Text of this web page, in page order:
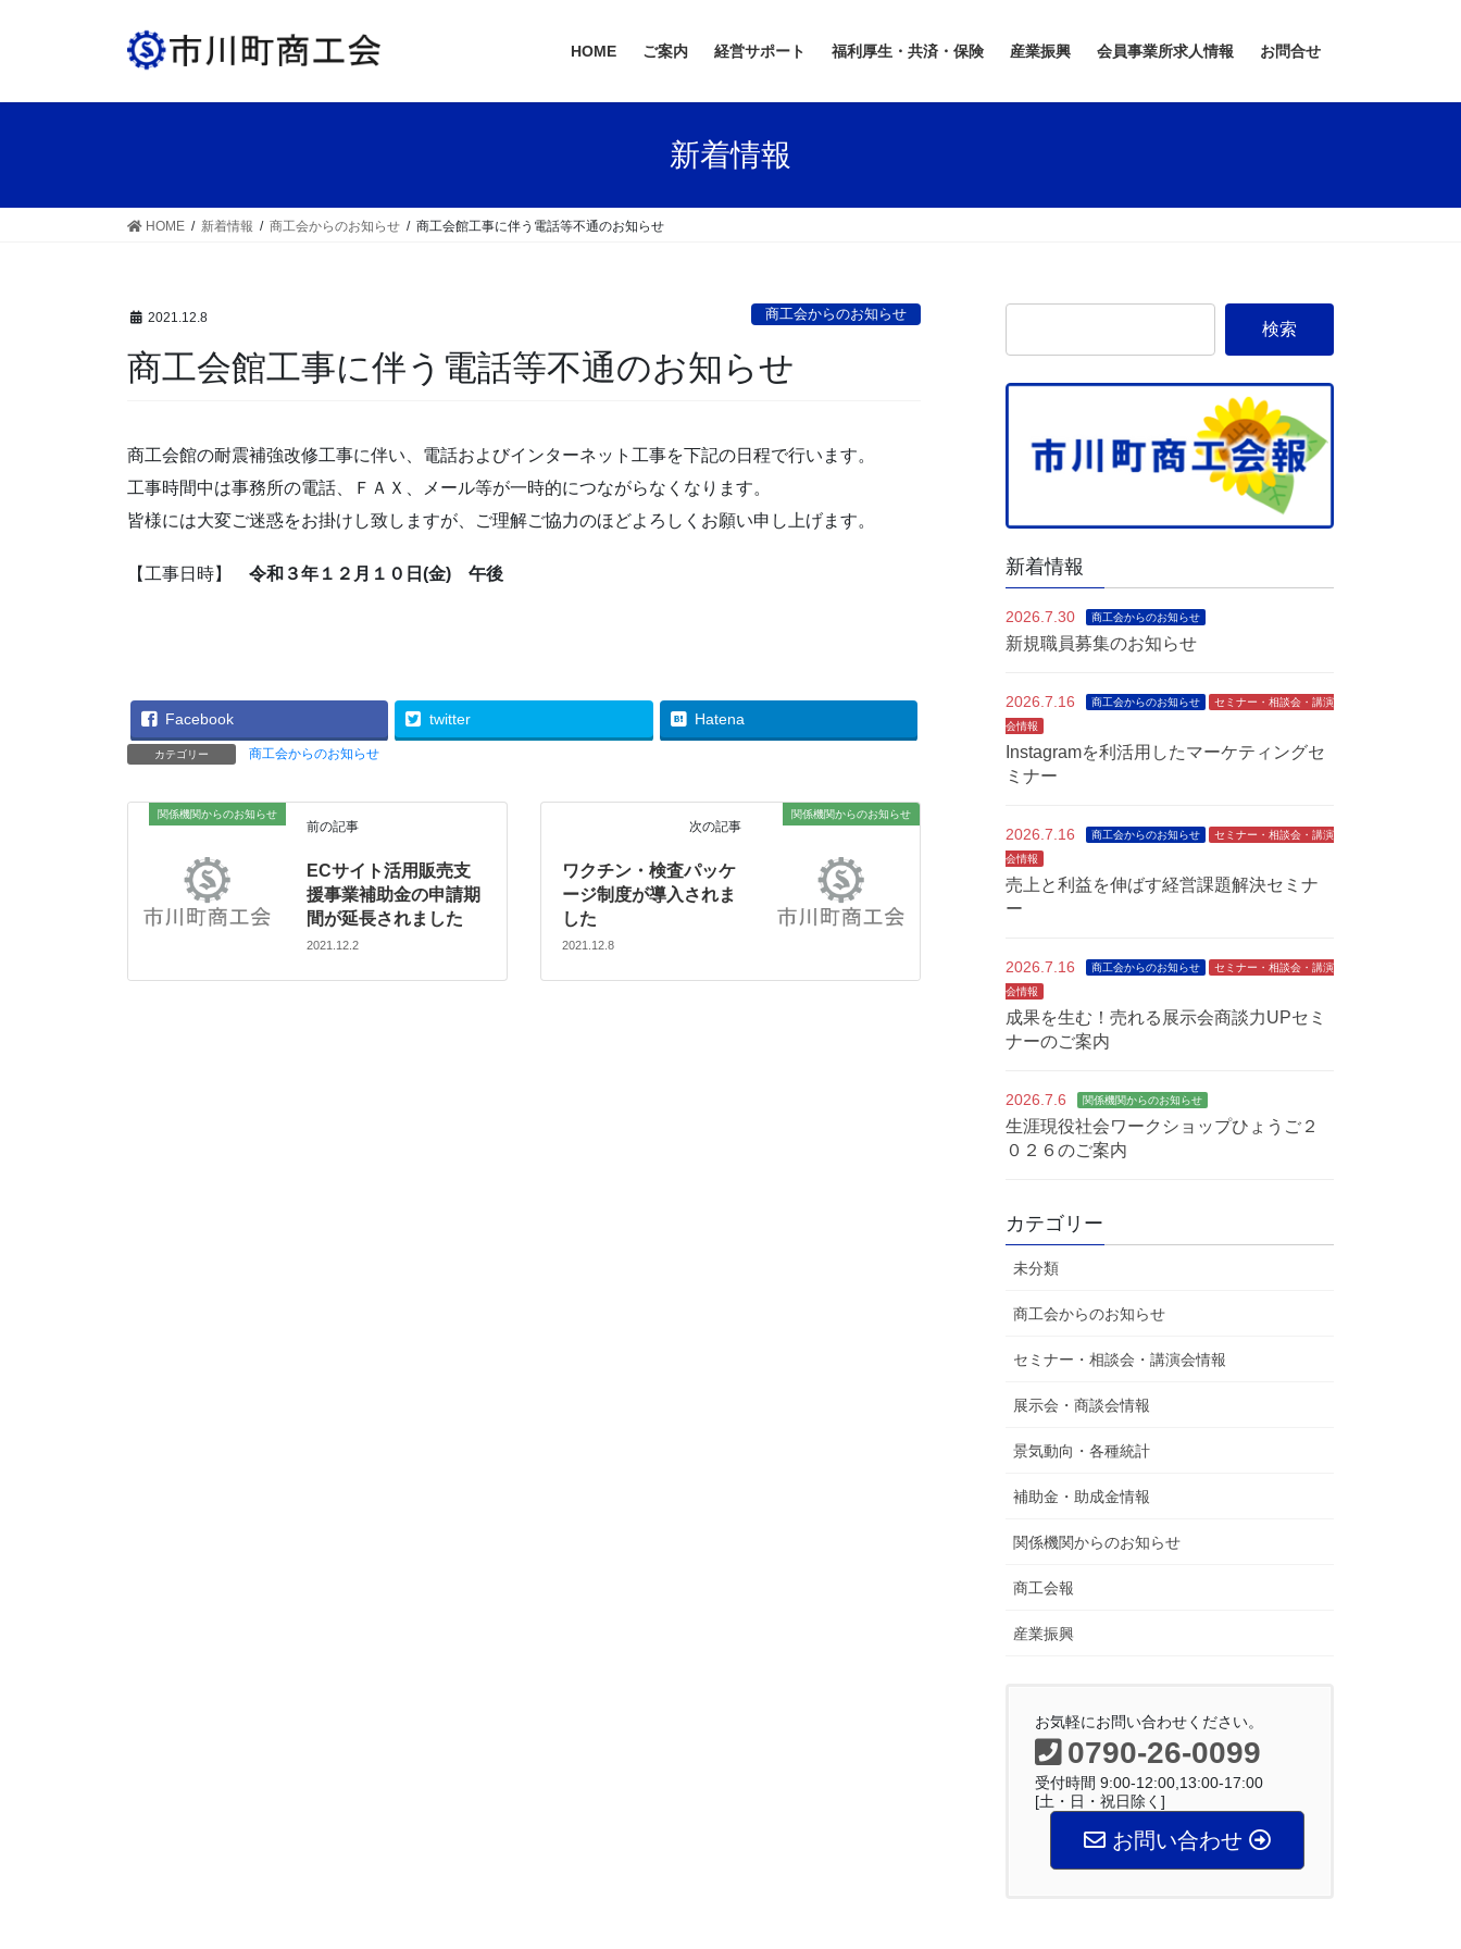
HOME ご案内 経営サポート 福利厚生・共済・保険 産業振興 会員事業所求人情報 お問合せ
新着情報
HOME 新着情報 商工会からのお知らせ 商工会館工事に伴う電話等不通のお知らせ
2021.12.8 商工会からのお知らせ
商工会館工事に伴う電話等不通のお知らせ
商工会館の耐震補強改修工事に伴い、電話およびインターネット工事を下記の日程で行います。
工事時間中は事務所の電話、ＦＡＸ、メール等が一時的につながらなくなります。
皆様には大変ご迷惑をお掛けし致しますが、ご理解ご協力のほどよろしくお願い申し上げます。
【工事日時】 令和３年１２月１０日(金) 午後
Facebook twitter Hatena
カテゴリー 商工会からのお知らせ
関係機関からのお知らせ
前の記事
ECサイト活用販売支
援事業補助金の申請期
間が延長されました
2021.12.2
関係機関からのお知らせ
次の記事
ワクチン・検査パッケ
ージ制度が導入されま
した
2021.12.8
新着情報
2026.7.30 商工会からのお知らせ
新規職員募集のお知らせ
2026.7.16 商工会からのお知らせ
セミナー・相談会・講演
会情報
Instagramを利活用したマーケティングセ
ミナー
2026.7.16 商工会からのお知らせ
セミナー・相談会・講演
会情報
売上と利益を伸ばす経営課題解決セミナ
ー
2026.7.16 商工会からのお知らせ
セミナー・相談会・講演
会情報
成果を生む！売れる展示会商談力UPセミ
ナーのご案内
2026.7.6 関係機関からのお知らせ
生涯現役社会ワークショップひょうご２
０２６のご案内
カテゴリー
未分類
商工会からのお知らせ
セミナー・相談会・講演会情報
展示会・商談会情報
景気動向・各種統計
補助金・助成金情報
関係機関からのお知らせ
商工会報
産業振興
お気軽にお問い合わせください。
0790-26-0099
受付時間 9:00-12:00,13:00-17:00
[土・日・祝日除く]
お問い合わせ